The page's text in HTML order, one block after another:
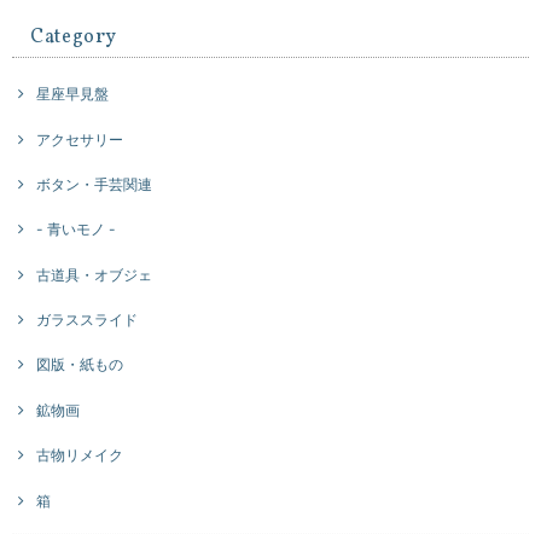
Category
星座早見盤
アクセサリー
ボタン・手芸関連
- 青いモノ -
古道具・オブジェ
ガラススライド
図版・紙もの
鉱物画
古物リメイク
箱